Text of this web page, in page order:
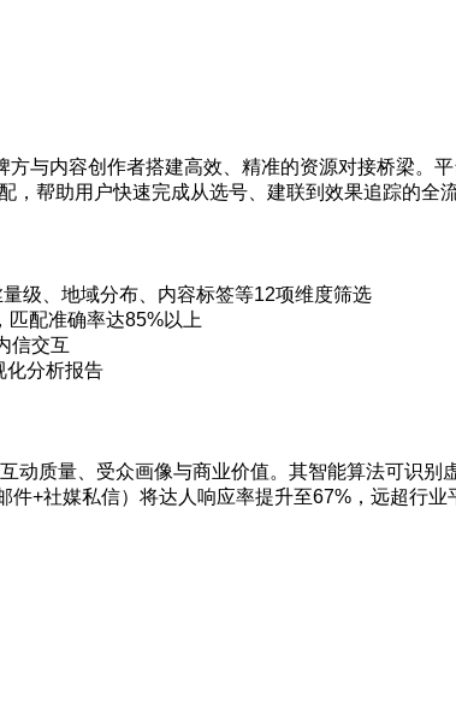
与内容创作者搭建高效、精准的资源对接桥梁。
帮助用户快速完成从选号、建联到效果追踪的全流
级、地域分布、内容标签等12项维度筛选
匹配准确率达85%以上
信交互
化分析报告
质量、受众画像与商业价值。其智能算法可识别
+社媒私信）将达人响应率提升至67%，远超行业